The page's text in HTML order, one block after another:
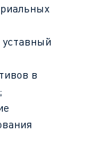
в